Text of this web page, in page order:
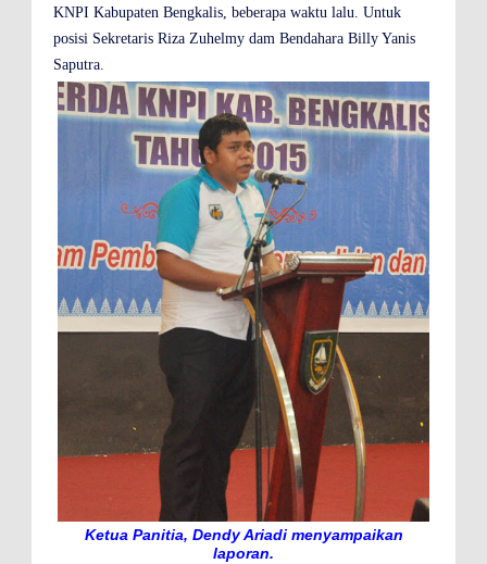
KNPI Kabupaten Bengkalis, beberapa waktu lalu. Untuk
posisi Sekretaris Riza Zuhelmy dam Bendahara Billy Yanis
Saputra.
Ketua Panitia, Dendy Ariadi menyampaikan
laporan.